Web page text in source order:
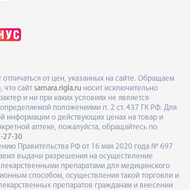
отличаться от цен, указанных на сайте. Обращаем
что сайт samara.rigla.ru носит исключительно
и ни при каких условиях не является
положениями п. 2 ст. 437 ГК РФ. Для
информации о действующих ценах на товар и
аптеке, пожалуйста, обращайтесь по
27-30
Правительства РФ от 16 мая 2020 года № 697
выдачи разрешения на осуществление
препаратами для медицинского
способом, осуществления такой торговли и
препаратов гражданам и внесении